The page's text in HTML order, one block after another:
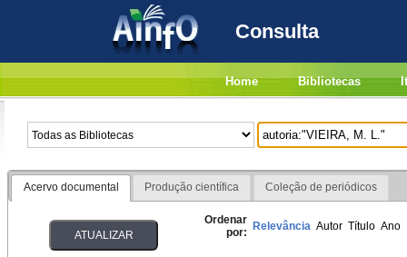
Consulta
Home Bibliotecas
Acervo documental Produção científica Coleção de periódicos
Ordenar
por: Relevância Autor Título Ano